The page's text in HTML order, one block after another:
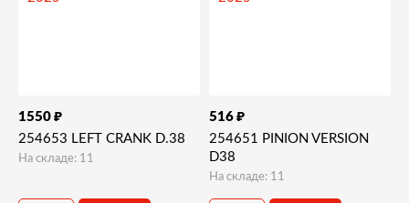
1550 ₽
254653 LEFT CRANK D.38
На складе: 11
516 ₽
254651 PINION VERSION
D38
На складе: 11